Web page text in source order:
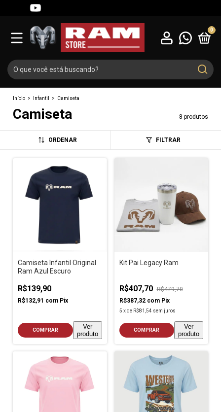
0
Início > Infantil > Camiseta
Camiseta 8 produtos
ORDENAR FILTRAR
Camiseta Infantil Original
Ram Azul Escuro
R$139,90
R$132,91 com Pix
COMPRAR
Ver
produto
Kit Pai Legacy Ram
R$407,70 R$479,70
R$387,32 com Pix
5 xde R$81,54 sem juros
COMPRAR
Ver
produto